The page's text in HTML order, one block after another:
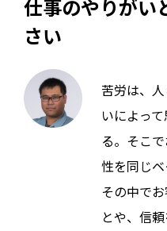
仕事のやりがい
さい
苦労は、
いによっ
る。そこ
性を同じベ
その中で
とや、信